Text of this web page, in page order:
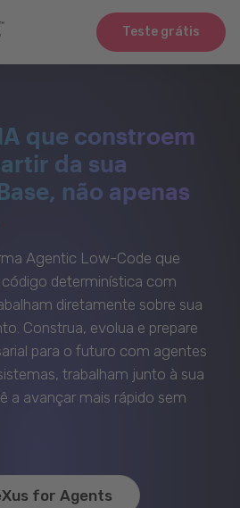
Teste grátis
que constroem
da sua
não apenas
Agentic Low-Code que
determinística com
diretamente sobre sua
Construa, evolua e prepare
para o futuro com agentes
trabalham junto à sua
a avançar mais rápido sem
for Agents